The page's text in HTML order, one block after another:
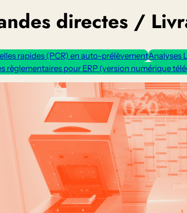
directes /
rapides (PCR) en auto-prélèvementAnalyses
règlementaires pour ERP (version numérique